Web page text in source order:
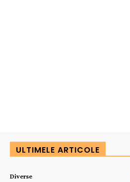
ULTIMELE ARTICOLE
Diverse